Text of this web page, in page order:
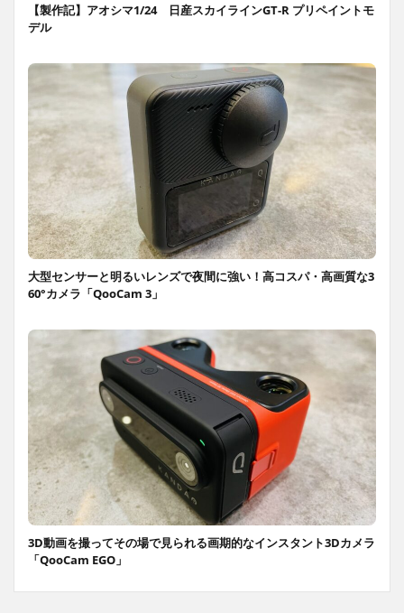
【製作記】アオシマ1/24 日産スカイラインGT-R プリペイントモ
デル
大型センサーと明るいレンズで夜間に強い！高コスパ・高画質な3
60°カメラ「QooCam 3」
3D動画を撮ってその場で見られる画期的なインスタント3Dカメラ
「QooCam EGO」